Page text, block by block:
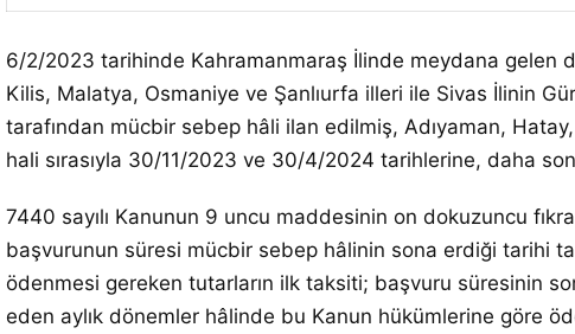
6/2/2023 tarihinde Kahramanmaraş İlinde meydana gelen
Kilis, Malatya, Osmaniye ve Şanlıurfa illeri ile Sivas İlinin
tarafından mücbir sebep hâli ilan edilmiş, Adıyaman,
hali sırasıyla 30/11/2023 ve 30/4/2024 tarihlerine, daha
7440 sayılı Kanunun 9 uncu maddesinin on dokuzuncu
başvurunun süresi mücbir sebep hâlinin sona erdiği tarihi
ödenmesi gereken tutarların ilk taksiti; başvuru süresinin
eden aylık dönemler hâlinde bu Kanun hükümlerine göre